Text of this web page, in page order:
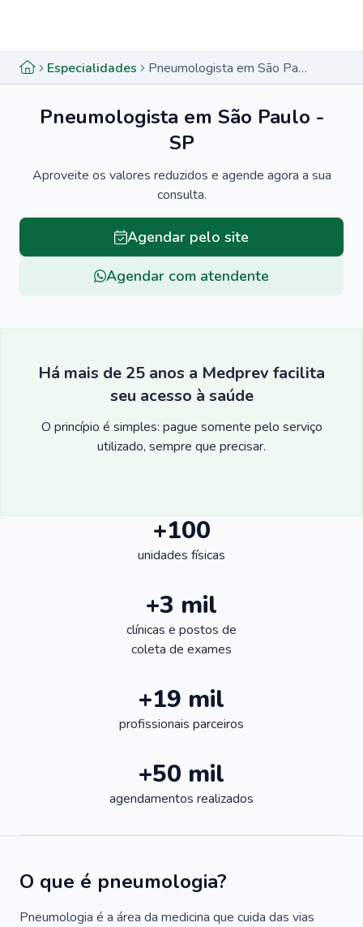
Especialidades Pneumologista em São Paulo - SP
Pneumologista em São Paulo -
SP
Aproveite os valores reduzidos e agende agora a sua
consulta.
Agendar pelo site
Agendar com atendente
Há mais de 25 anos a Medprev facilita
seu acesso à saúde
O princípio é simples: pague somente pelo serviço
utilizado, sempre que precisar.
+100
unidades físicas
+3 mil
clínicas e postos de
coleta de exames
+19 mil
profissionais parceiros
+50 mil
agendamentos realizados
O que é pneumologia?
Pneumologia é a área da medicina que cuida das vias